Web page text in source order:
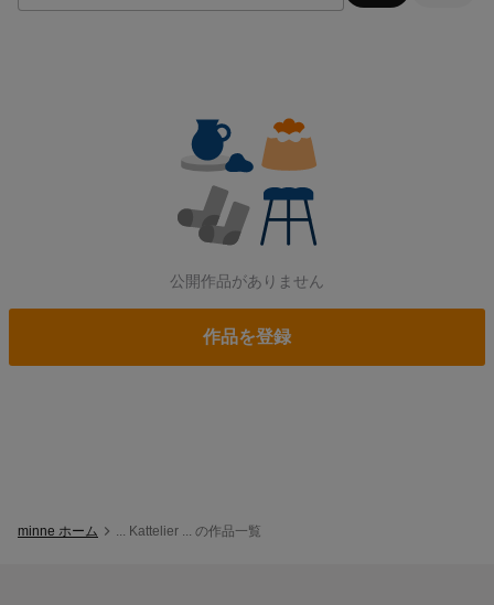
公開作品がありません
作品を登録
minne ホーム ... Kattelier ... の作品一覧